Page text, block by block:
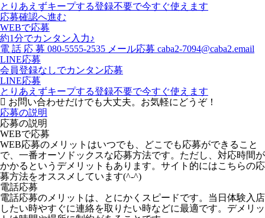
とりあえずキープする登録不要で今すぐ使えます
応募確認へ進む
WEBで応募
約1分でカンタン入力♪
電 話 応 募 080-5555-2535 メール応募 caba2-7094@caba2.email
LINE応募
会員登録なしでカンタン応募
LINE応募
とりあえずキープする登録不要で今すぐ使えます
お問い合わせだけでも大丈夫。お気軽にどうぞ！
応募の説明
応募の説明
WEBで応募
WEB応募のメリットはいつでも、どこでも応募ができること
で、一番オーソドックスな応募方法です。ただし、対応時間が
かかるというデメリットもあります。サイト的にはこちらの応
募方法をオススメしています(^-^)
電話応募
電話応募のメリットは、とにかくスピードです。当日体験入店
したい時やすぐに連絡を取りたい時などに最適です。デメリッ